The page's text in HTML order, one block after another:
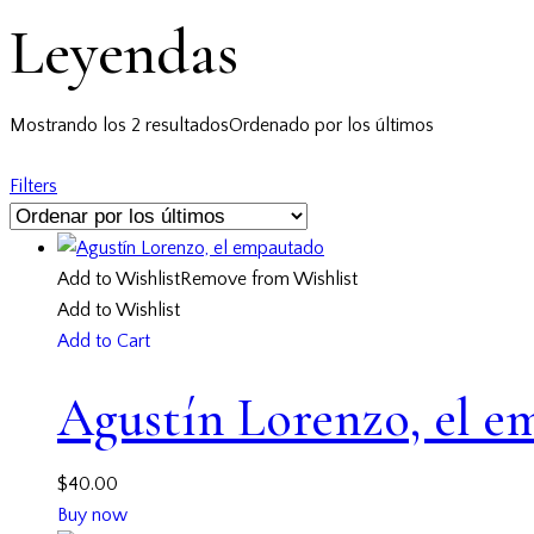
Leyendas
Mostrando los 2 resultadosOrdenado por los últimos
Filters
Add to WishlistRemove from Wishlist
Add to Wishlist
Add to Cart
Agustín Lorenzo, el
$40.00
Buy now